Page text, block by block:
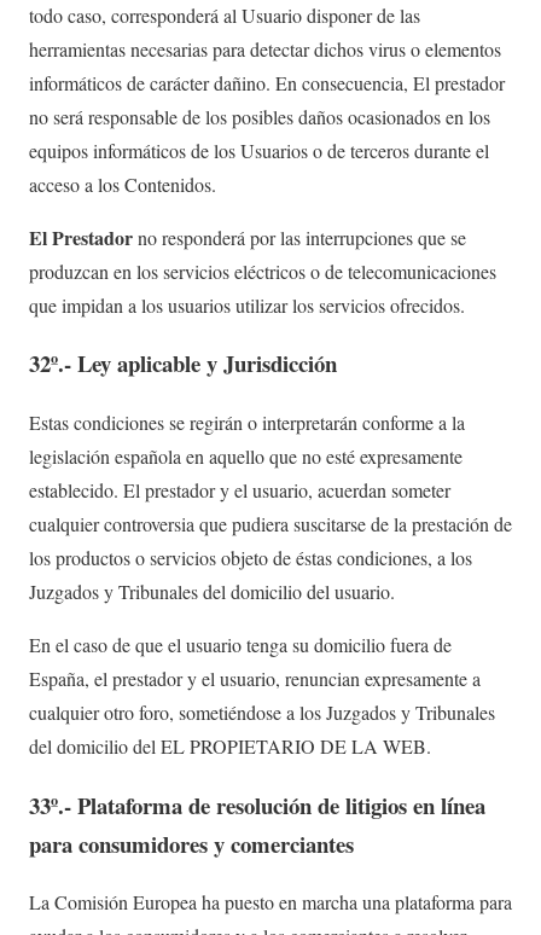
todo caso, corresponderá al Usuario disponer de las
herramientas necesarias para detectar dichos virus o elementos
informáticos de carácter dañino. En consecuencia, El prestador
no será responsable de los posibles daños ocasionados en los
equipos informáticos de los Usuarios o de terceros durante el
acceso a los Contenidos.
El Prestadorno responderá por las interrupciones que se
produzcan en los servicios eléctricos o de telecomunicaciones
que impidan a los usuarios utilizar los servicios ofrecidos.
32º.- Ley aplicable y Jurisdicción
Estas condiciones se regirán o interpretarán conforme a la
legislación española en aquello que no esté expresamente
establecido. El prestador y el usuario, acuerdan someter
cualquier controversia que pudiera suscitarse de la prestación de
los productos o servicios objeto de éstas condiciones, a los
Juzgados y Tribunales del domicilio del usuario.
En el caso de que el usuario tenga su domicilio fuera de
España, el prestador y el usuario, renuncian expresamente a
cualquier otro foro, sometiéndose a los Juzgados y Tribunales
del domicilio del EL PROPIETARIO DE LA WEB.
33º.- Plataforma de resolución de litigios en línea
para consumidores y comerciantes
La Comisión Europea ha puesto en marcha una plataforma para